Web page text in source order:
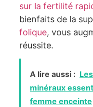
sur la fertilité
bienfaits de la
folique, vous
réussite.
A lire aussi :
minéraux
femme enceinte